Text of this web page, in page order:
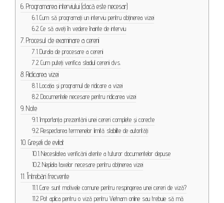
Programarea interviului (dacă este necesar)
Cum să programați un interviu pentru obținerea vizei
Ce să aveți în vedere înainte de interviu
Procesul de examinare a cererii
Durata de procesare a cererii
Cum puteți verifica stadiul cererii dvs.
Ridicarea vizei
Locația și programul de ridicare a vizei
Documentele necesare pentru ridicarea vizei
Note
Importanța prezentării unei cereri complete și corecte
Respectarea termenelor limită stabilite de autorități
Greșeli de evitat
Necesitatea verificării atente a tuturor documentelor depuse
Neplata taxelor necesare pentru obținerea vizei
Întrebări frecvente
Care sunt motivele comune pentru respingerea unei cereri de viză?
Pot aplica pentru o viză pentru Vietnam online sau trebuie să mă